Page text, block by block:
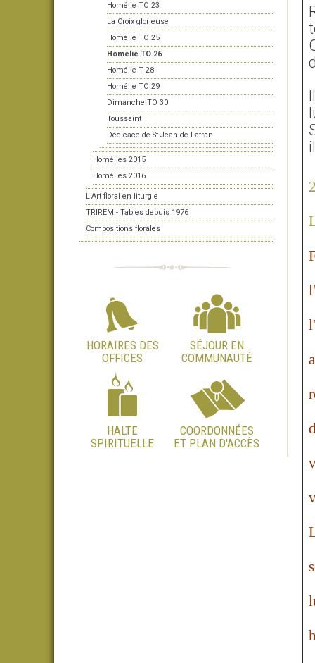
Homélie TO 23
La Croix glorieuse
Homélie TO 25
Homélie TO 26
Homélie T 28
Homélie TO 29
Dimanche TO 30
Toussaint
Dédicace de St-Jean de Latran
Homélies 2015
Homélies 2016
L'Art floral en liturgie
TRIREM - Tables depuis 1976
Compositions florales
HORAIRES DES
OFFICES
SÉJOUR EN
COMMUNAUTÉ
HALTE
SPIRITUELLE
COORDONNÉES
ET PLAN D'ACCÈS